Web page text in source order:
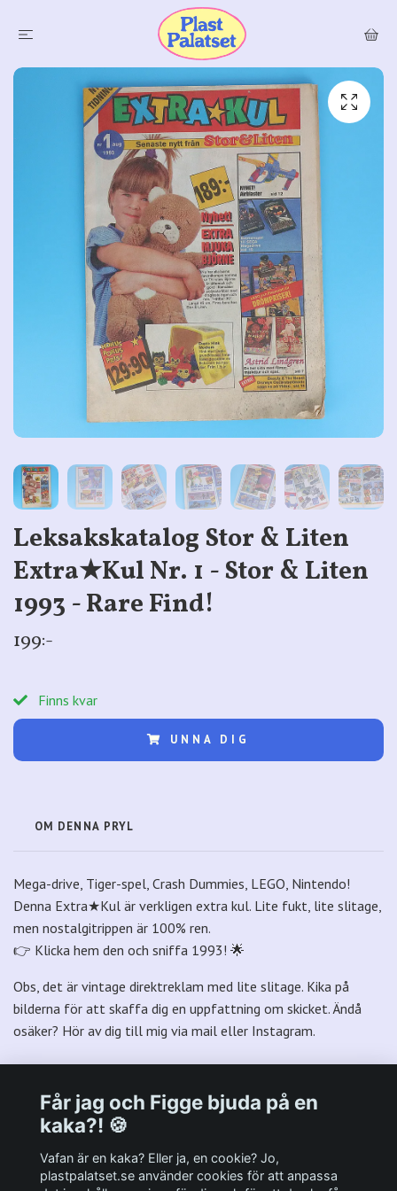
Leksakskatalog Stor & Liten
Extra★Kul Nr. 1 - Stor & Liten
1993 - Rare Find!
199:-
Finns kvar
UNNA DIG
OM DENNA PRYL
Mega-drive, Tiger-spel, Crash Dummies, LEGO, Nintendo!
Denna Extra★Kul är verkligen extra kul. Lite fukt, lite slitage,
men nostalgitrippen är 100% ren.
👉 Klicka hem den och sniffa 1993! 🌟
Obs, det är vintage direktreklam med lite slitage. Kika på
bilderna för att skaffa dig en uppfattning om skicket. Ändå
osäker? Hör av dig till mig via mail eller Instagram.
Får jag och Figge bjuda på en
kaka?! 🍪
Vafan är en kaka? Eller ja, en cookie? Jo,
plastpalatset.se använder cookies för att anpassa